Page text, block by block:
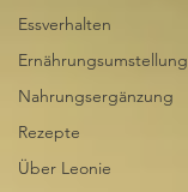
Essverhalten
Ernährungsumstellung
Nahrungsergänzung
Rezepte
Über Leonie